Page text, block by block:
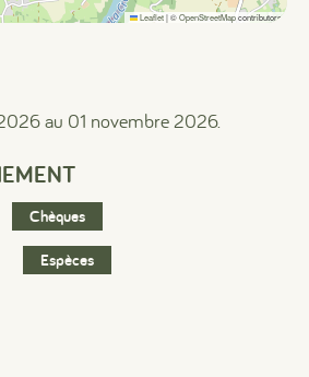
Leaflet|©OpenStreetMapcontributors
au 01 novembre 2026.
Chèques
Espèces